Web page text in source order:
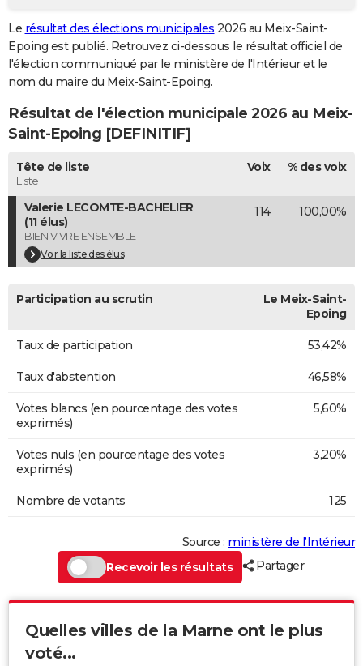
GUIDES D'ACHAT
BONS PLANS
CARTE DE VOEUX
Dictionnaire
Biographies
Citations
Expressions
Proverbes
PROGRAMME TV
COPAINS D'AVANT
S'inscrire
Se connecter
Lycées
Collèges
Primaires
Universités
Entreprises
Service militaire
Avis de recherche
AVIS DE DÉCÈS
Le résultat des élections municipales 2026 au Meix-Saint-
Epoing est publié. Retrouvez ci-dessous le résultat officiel de
l'élection communiqué par le ministère de l'Intérieur et le
nom du maire du Meix-Saint-Epoing.
Résultat de l'élection municipale 2026 au Meix-
Saint-Epoing [DEFINITIF]
Tête de liste
Liste
Voix % des voix
Valerie LECOMTE-BACHELIER
(11 élus)
BIEN VIVRE ENSEMBLE
Voir la liste des élus
114 100,00%
Participation au scrutin
Le Meix-Saint-
Epoing
Taux de participation 53,42%
Taux d'abstention 46,58%
Votes blancs (en pourcentage des votes
exprimés)
5,60%
Votes nuls (en pourcentage des votes
exprimés)
3,20%
Nombre de votants 125
Source : ministère de l’Intérieur
Recevoir les résultats
Partager
Quelles villes de la Marne ont le plus
voté...